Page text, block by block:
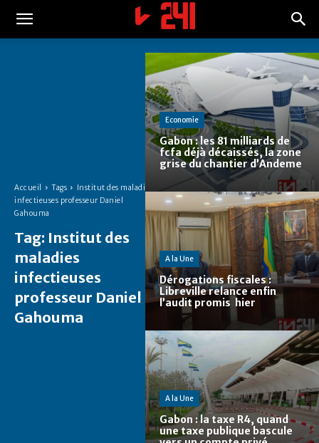
Accueil Tags
Institut des maladies
infectieuses professeur Daniel
Gahouma
Tag: Institut des
maladies
infectieuses
professeur Daniel
Gahouma
Economie
Gabon : les 81 milliards de
fcfa déjà décaissés, la zone
grise du chantier d’Andeme
A la Une
Dérogations fiscales :
Libreville relance enfin
l’audit promis hier
A la Une
Gabon : la taxe R4, quand
une taxe publique bascule